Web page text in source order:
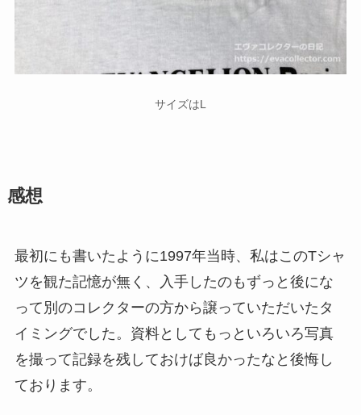
サイズはL
感想
最初にも書いたように1997年当時、私はこのTシャ
ツを観た記憶が無く、入手したのもずっと後にな
って別のコレクターの方から譲っていただいたタ
イミングでした。資料としてもっといろいろ写真
を撮って記録を残しておけば良かったなと後悔し
ております。